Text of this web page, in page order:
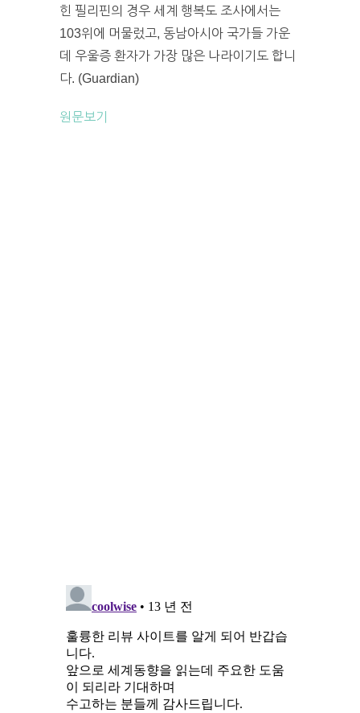
힌 필리핀의 경우 세계 행복도 조사에서는
103위에 머물렀고, 동남아시아 국가들 가운
데 우울증 환자가 가장 많은 나라이기도 합니
다. (Guardian)
원문보기